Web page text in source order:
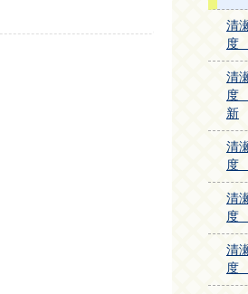
清
度
清
度
新
清
度
清
度
清
度